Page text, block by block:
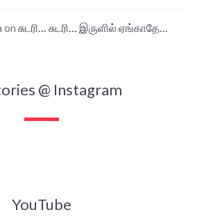
on சுடரி… சுடரி… இருளில் ஏங்காதே…
@ Instagram
YouTube